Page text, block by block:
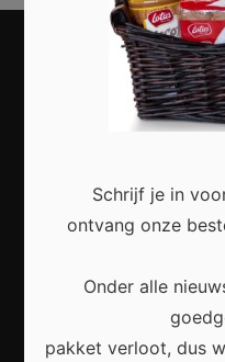
Schrijf je in
ontvang onze
Onder alle
pakket verloot, dus